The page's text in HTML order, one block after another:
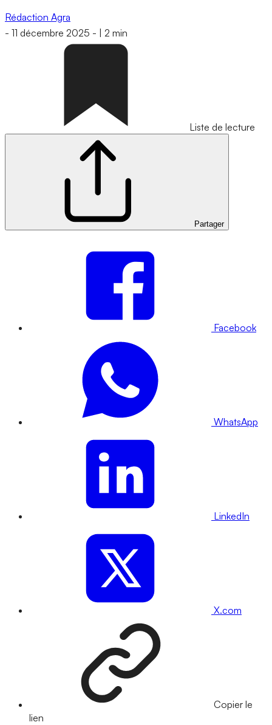
Rédaction Agra
- 11 décembre 2025 - 2 min
Liste de lecture
Partager
Facebook
WhatsApp
LinkedIn
X.com
Copier le
lien